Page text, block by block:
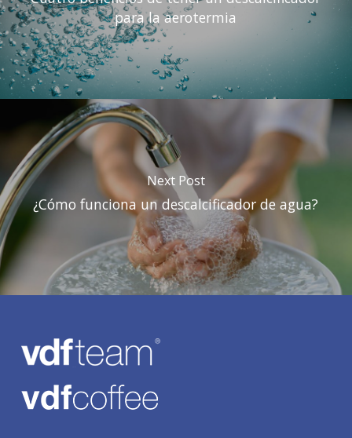
para la aerotermia
Next Post
¿Cómo funciona un descalcificador de agua?